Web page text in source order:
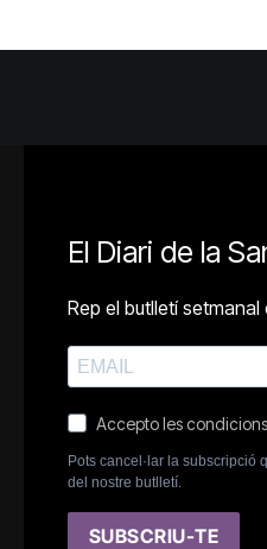
El Diari de la
Rep el butlletí setmanal
Accepto les
Pots cancel·lar la subscripció
del nostre butlletí.
SUBSCRIU-TE